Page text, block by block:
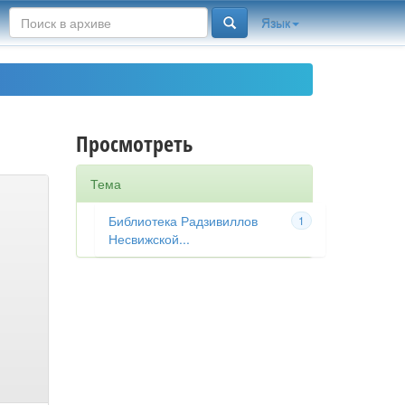
Язык
Просмотреть
Тема
1
Библиотека Радзивиллов
Несвижской...